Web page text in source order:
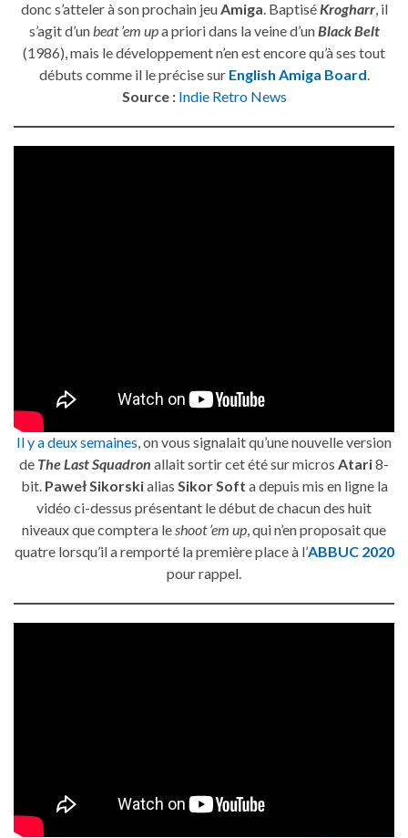
donc s’atteler à son prochain jeu Amiga . Baptisé Krogharr, il
s’agit d’un beat ’em upa priori dans la veine d’un Black Belt
(1986), mais le développement n’en est encore qu’à ses tout
débuts comme il le précise sur English Amiga Board
Source : Indie Retro News
Il y a deux semaines, on vous signalait qu’une nouvelle version
de TheLast Squadron allait sortir cet été sur micros Atari8-
bit. Paweł Sikorskialias Sikor Soft a depuis mis en ligne la
vidéo ci-dessus présentant le début de chacun des huit
niveaux que comptera leshoot ’em up, qui n’en proposait que
quatre lorsqu’il a remporté la première place à l’ABBUC 2020
pour rappel.